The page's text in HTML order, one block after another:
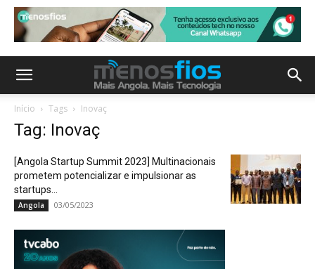
Início Tags Inovaç
Tag: Inovaç
[Angola Startup Summit 2023] Multinacionais
prometem potencializar e impulsionar as
startups...
Angola 03/05/2023